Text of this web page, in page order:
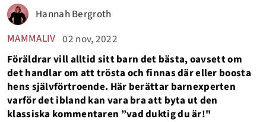
MAMMALIV 02 nov, 2022
Hannah Bergroth
Föräldrar vill alltid sitt barn det bästa, oavsett om
det handlar om att trösta och finnas där eller boosta
hens självförtroende. Här berättar barnexperten
varför det ibland kan vara bra att byta ut den
klassiska kommentaren ”vad duktig du är!"